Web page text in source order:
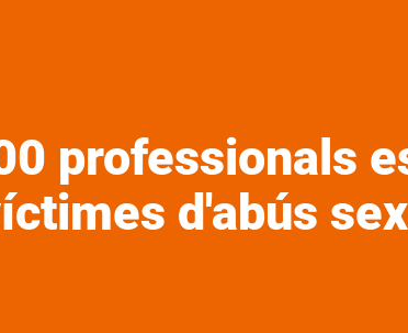
professionals
d'abús